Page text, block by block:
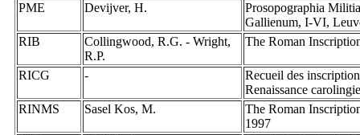
PME
Devijver, H.
Prosopographia
Gallienum, I-VI,
RIB
Collingwood, R.G. - Wright,
R.P.
The Roman
RICG -
Recueil des
Renaissance
RINMS
Sasel Kos, M.
The Roman
1997